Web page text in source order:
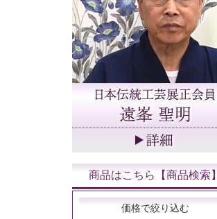
商品はこちら【商品検索】
価格で絞り込む